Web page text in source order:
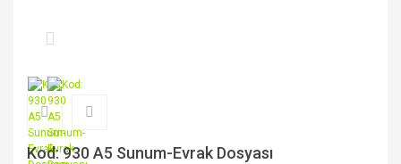
Kod: 930 A5 Sunum-Evrak Dosyası